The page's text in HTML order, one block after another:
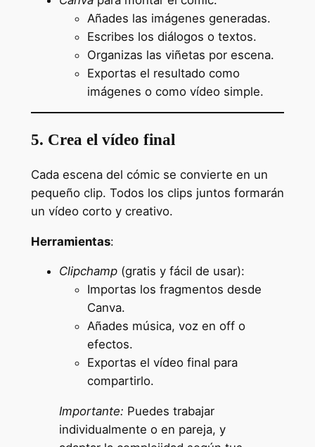
Añades las imágenes generadas.
Escribes los diálogos o textos.
Organizas las viñetas por escena.
Exportas el resultado como
imágenes o como vídeo simple.
5. Crea el vídeo final
Cada escena del cómic se convierte en un
pequeño clip. Todos los clips juntos formarán
un vídeo corto y creativo.
Herramientas:
Clipchamp(gratis y fácil de usar):
Importas los fragmentos desde
Canva.
Añades música, voz en off o
efectos.
Exportas el vídeo final para
compartirlo.
Importante: Puedes trabajar
individualmente o en pareja, y